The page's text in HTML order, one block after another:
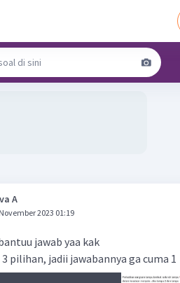
A
2023 01:19
jawab yaa kak
pilihan, jadii jawabannya ga cuma 1